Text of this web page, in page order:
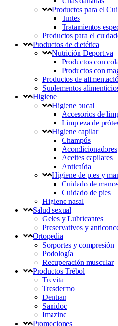
Productos para el
Tintes
Tratamientos
Productos para el
Productos de dietética
Nutrición Deportiva
Productos con
Productos con
Productos de
Suplementos
Higiene
Higiene bucal
Accesorios de
Limpieza de
Higiene capilar
Champús
Acondicionadores
Aceites capilares
Anticaída
Higiene de pies y
Cuidado de manos
Cuidado de pies
Higiene nasal
Salud sexual
Geles y Lubricantes
Preservativos y
Ortopedia
Sorportes y compresión
Podología
Recuperación muscular
Productos Trébol
Trevita
Tresdermo
Dentian
Sanidoc
Imazine
Promociones